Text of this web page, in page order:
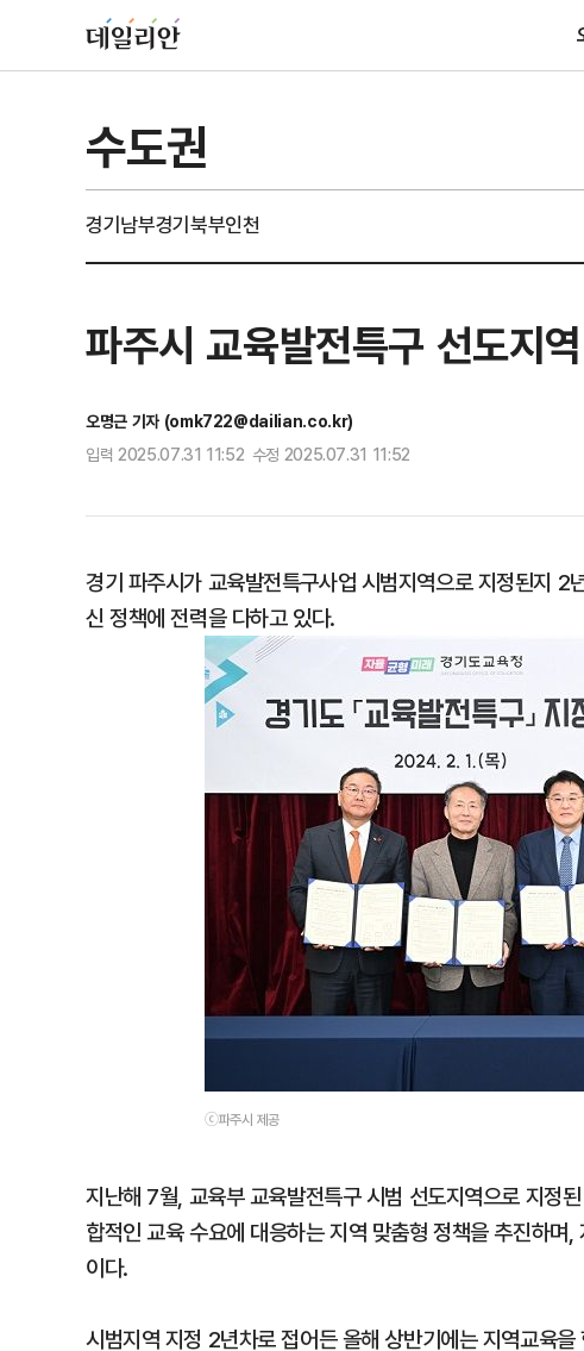
수도권
경기남부경기북부인천
파주시 교육발전특구 선도지
오명근 기자 (omk722@dailian.co.kr)
입력 2025.07.31 11:52 수정 2025.07.31 11:52
경기 파주시가 교육발전특구사업 시범지역으로 지정된지 2
신 정책에 전력을 다하고 있다.
ⓒ파주시 제공
지난해 7월, 교육부 교육발전특구 시범 선도지역으로 지정
합적인 교육 수요에 대응하는 지역 맞춤형 정책을 추진하
이다.
시범지역 지정 2년차로 접어든 올해 상반기에는 지역교육